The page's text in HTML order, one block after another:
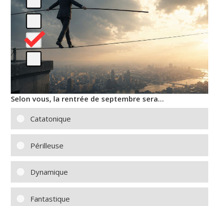
Selon vous, la rentrée de septembre sera…
Catatonique
Périlleuse
Dynamique
Fantastique